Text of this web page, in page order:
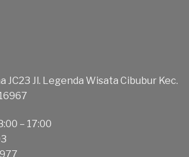
JC23 Jl. Legenda Wisata Cibubur Kec.
– 17:00